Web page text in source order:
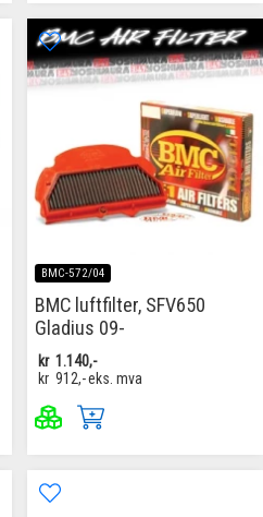
BMC-572/04
BMC luftfilter, SFV650
Gladius 09-
kr 1.140,-
kr 912,-eks. mva